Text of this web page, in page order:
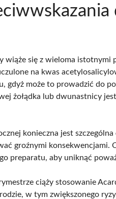
wiąże się z wieloma istotnymi
na kwas
gdyż może to prowadzić do
żołądka lub dwunastnicy
konieczna jest
groźnymi
preparatu, aby uniknąć
ciąży stosowanie
w tym zwiększonego